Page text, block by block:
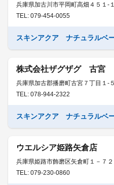
兵庫県加古川市平岡町高畑４５１-
TEL: 079-454-0055
スキンアクア ナチュラルベ
株式会社ザグザグ 古宮
兵庫県加古郡播磨町古宮７丁目１-
TEL: 078-944-2322
スキンアクア ナチュラルベ
ウエルシア姫路矢倉店
兵庫県姫路市飾磨区矢倉町１－７２
TEL: 079-230-0860